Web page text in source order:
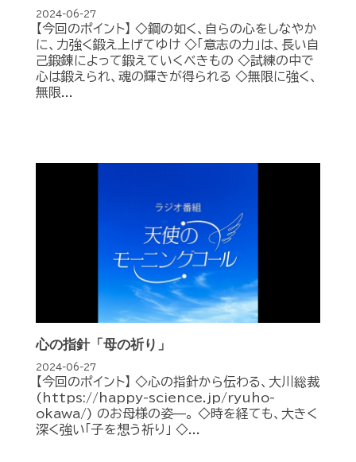
2024-06-27
【今回のポイント】 ◇鋼の如く、自らの心をしなやか
に、力強く鍛え上げてゆけ ◇「意志の力」は、長い自
己鍛錬によって鍛えていくべきもの ◇試練の中で
心は鍛えられ、魂の輝きが得られる ◇無限に強く、
無限...
心の指針「母の祈り」
2024-06-27
【今回のポイント】 ◇心の指針から伝わる、大川総裁
(https://happy-science.jp/ryuho-
okawa/) のお母様の姿—。 ◇時を経ても、大きく
深く強い「子を想う祈り」 ◇...